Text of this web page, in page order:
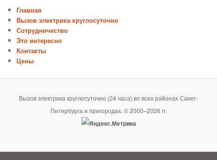
Главная
Вызов электрика круглосуточно
Сотрудничество
Это интересно
Контакты
Цены
Вызов электрика круглосуточно (24 часа) во всех районах Санкт-
Петербурга и пригородах. © 2000–2026 гг.